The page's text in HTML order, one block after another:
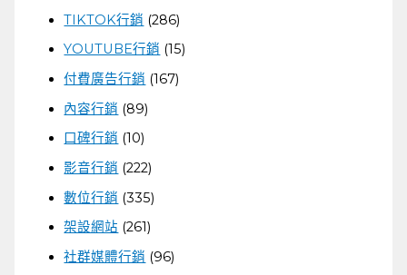
TIKTOK行銷 (286)
YOUTUBE行銷 (15)
付費廣告行銷 (167)
內容行銷 (89)
口碑行銷 (10)
影音行銷 (222)
數位行銷 (335)
架設網站 (261)
社群媒體行銷 (96)